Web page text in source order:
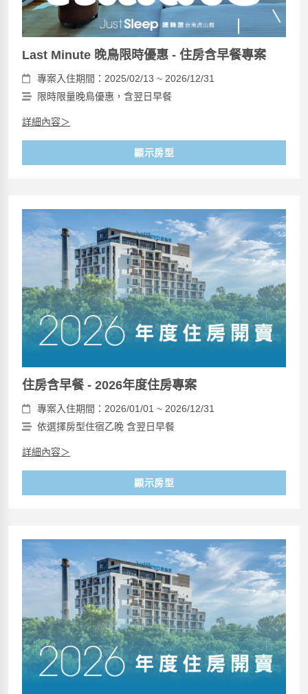
Last Minute 晚鳥限時優惠 - 住房含早餐專案
專案入住期間：2025/02/13 ~ 2026/12/31
限時限量晚鳥優惠，含翌日早餐
詳細內容＞
顯示房型
住房含早餐 - 2026年度住房專案
專案入住期間：2026/01/01 ~ 2026/12/31
依選擇房型住宿乙晚 含翌日早餐
詳細內容＞
顯示房型